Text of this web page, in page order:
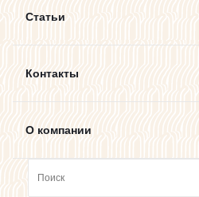
Статьи
Контакты
О компании